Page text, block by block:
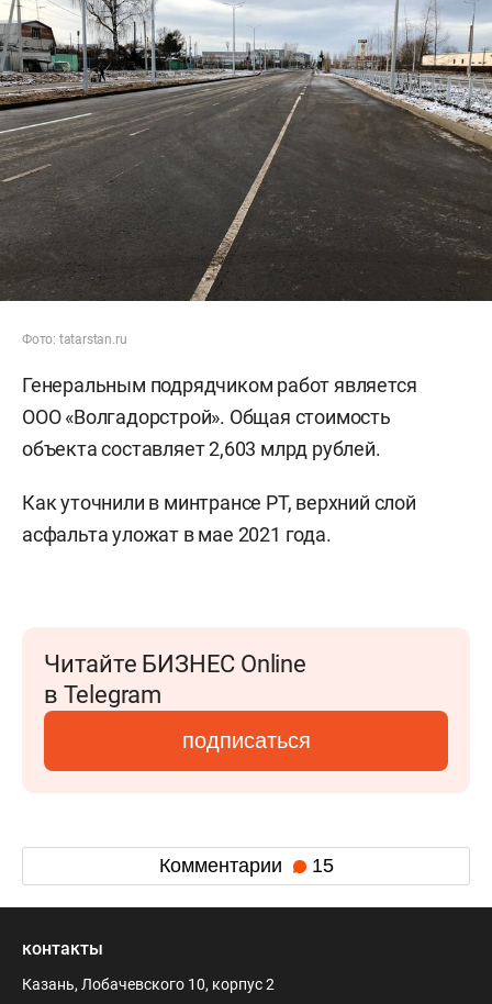
Фото: tatarstan.ru
Генеральным подрядчиком работ является
ООО «Волгадорстрой». Общая стоимость
объекта составляет 2,603 млрд рублей.
Как уточнили в минтрансе РТ, верхний слой
асфальта уложат в мае 2021 года.
Читайте БИЗНЕС Online
в Telegram
подписаться
Комментарии 15
контакты
Казань, Лобачевского 10, корпус 2